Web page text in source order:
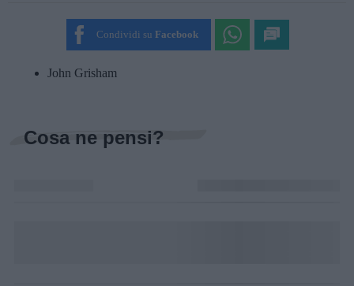
SUBMIT RATING
Condividi su Facebook
John Grisham
Cosa ne pensi?